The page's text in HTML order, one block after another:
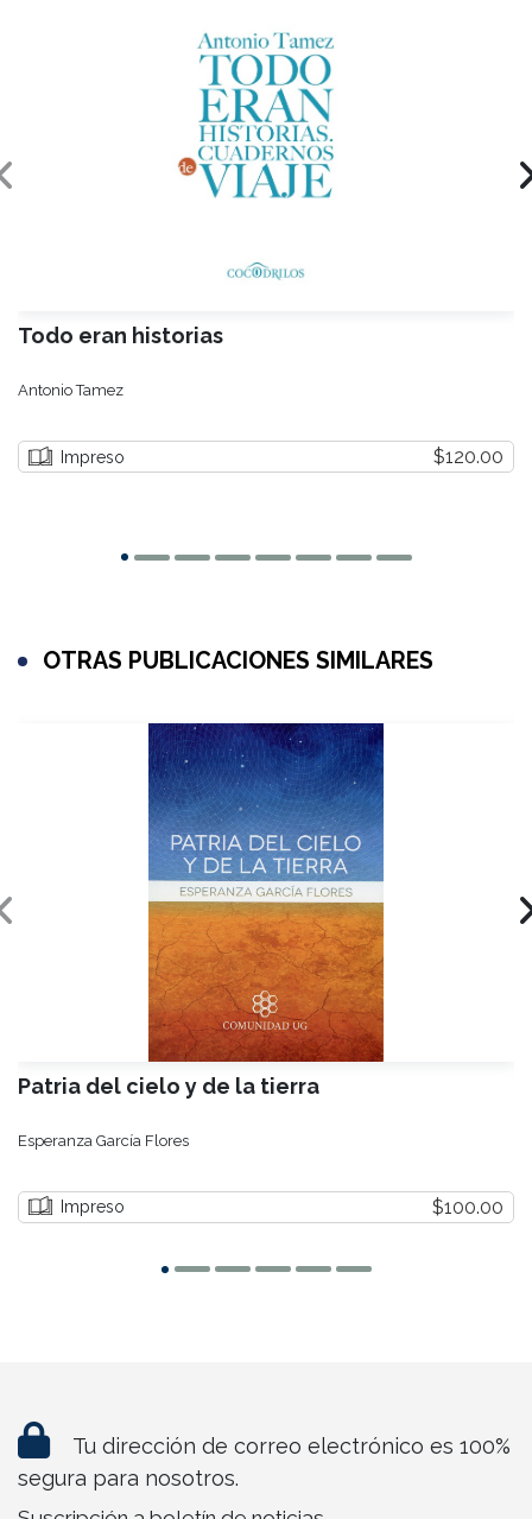
Todo eran historias
Antonio Tamez
Impreso $120.00
OTRAS PUBLICACIONES SIMILARES
Patria del cielo y de la tierra
Esperanza García Flores
Impreso $100.00
Tu dirección de correo electrónico es 100%
segura para nosotros.